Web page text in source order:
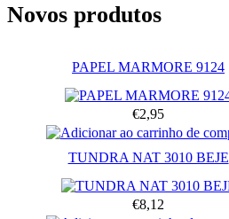
Novos produtos
PAPEL MARMORE 9124
€2,95
TUNDRA NAT 3010 BEJE
€8,12